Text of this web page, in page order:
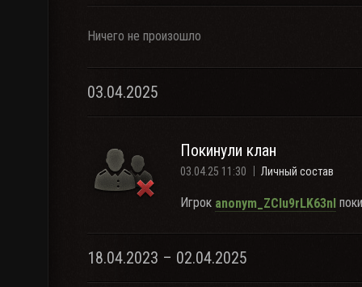
Ничего не произошло
03.04.2025
Покинули клан
03.04.25 11:30 Личный состав
Игрок anonym_ZClu9rLK63nI
18.04.2023 – 02.04.2025